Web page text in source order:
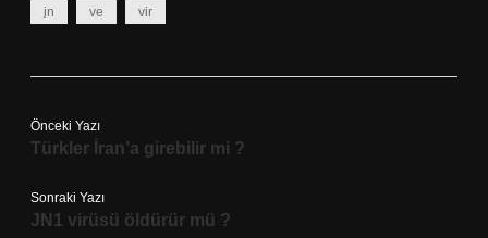
jn ve vir
Önceki Yazı
Türkler İran’a girebilir mi ?
Sonraki Yazı
JN1 virüsü öldürür mü ?